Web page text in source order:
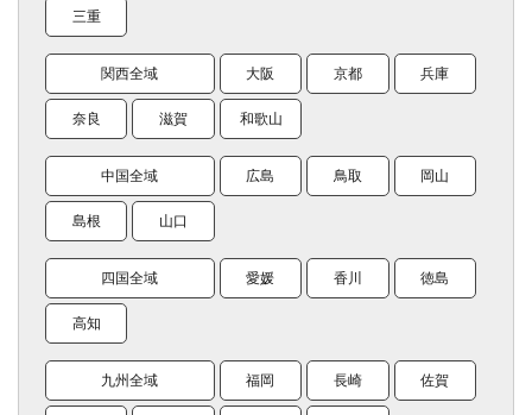
三重
関西全域 大阪 京都 兵庫
奈良 滋賀 和歌山
中国全域 広島 鳥取 岡山
島根 山口
四国全域 愛媛 香川 徳島
高知
九州全域 福岡 長崎 佐賀